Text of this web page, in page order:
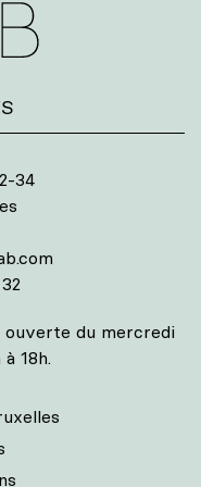
34
ouverte du mercredi
18h.